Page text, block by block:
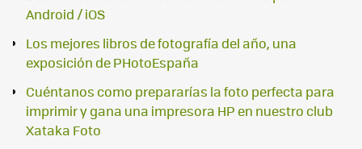
Android / iOS
Los mejores libros de fotografía del año, una
exposición de PHotoEspaña
Cuéntanos como prepararías la foto perfecta para
imprimir y gana una impresora HP en nuestro club
Xataka Foto